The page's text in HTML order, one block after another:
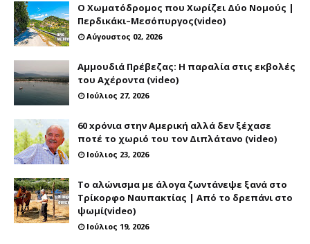
Ο Χωματόδρομος που Χωρίζει Δύο Νομούς |
Περδικάκι–Μεσόπυργος(video)
Αύγουστος 02, 2026
Αμμουδιά Πρέβεζας: Η παραλία στις εκβολές
του Αχέροντα (video)
Ιούλιος 27, 2026
60 xρόνια στην Αμερική αλλά δεν ξέχασε
ποτέ το χωριό του τον Διπλάτανο (video)
Ιούλιος 23, 2026
Το αλώνισμα με άλογα ζωντάνεψε ξανά στο
Τρίκορφο Ναυπακτίας | Από το δρεπάνι στο
ψωμί(video)
Ιούλιος 19, 2026